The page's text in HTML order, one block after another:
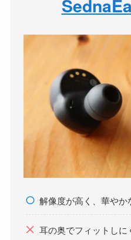
解像度が高く、華やか
耳の奥でフィットしに